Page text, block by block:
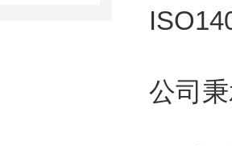
公司